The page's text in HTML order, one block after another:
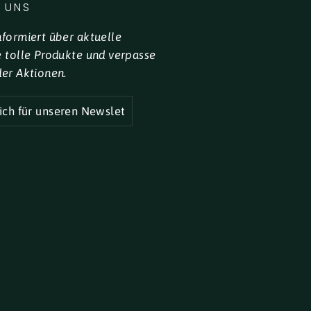
über aktuelle
tolle Produkte und verpasse
Aktionen.